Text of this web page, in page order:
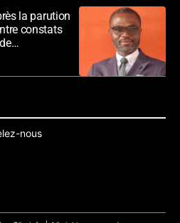
la parution
constats
nous